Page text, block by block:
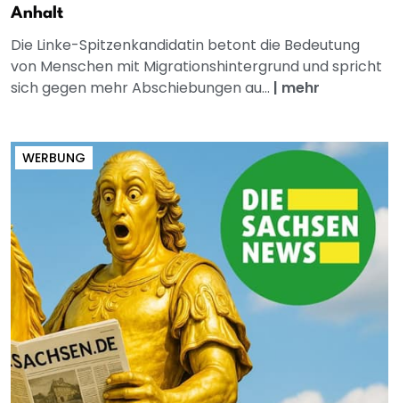
Anhalt
Die Linke-Spitzenkandidatin betont die Bedeutung
von Menschen mit Migrationshintergrund und spricht
sich gegen mehr Abschiebungen au... | mehr
WERBUNG